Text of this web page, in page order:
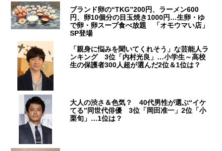
ブランド卵の“TKG”200円、ラーメン600
円、卵10個分の目玉焼き1000円…生卵・ゆ
で卵・卵スープ食べ放題 「オモウマい店」
SP登場
「親身に悩みを聞いてくれそう」な芸能人ラ
ンキング 3位「内村光良」…小学生～高校
生の保護者300人超が選んだ2位＆1位は？
大人の渋さ＆色気？ 40代男性が選ぶ“イケ
てる”同世代俳優 3位「岡田准一」2位「小
栗旬」…1位は？